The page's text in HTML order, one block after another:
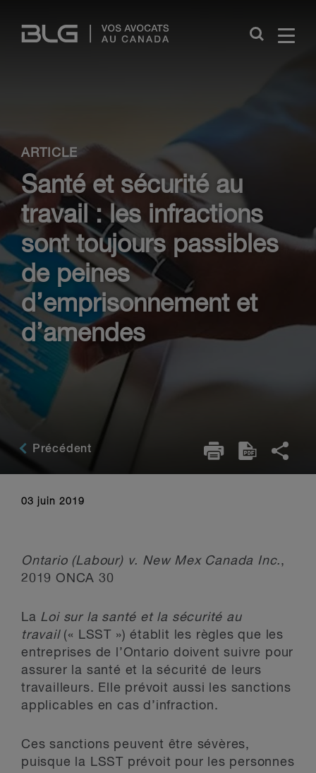
Links
Close
ARTICLE
Santé et sécurité au
travail : les infractions
sont toujours passibles
de peines
d’emprisonnement et
d’amendes
Précédent
03 juin 2019
Ontario (Labour) v. New Mex Canada Inc.,
2019 ONCA 30
La Loi sur la santé et la sécurité au
travail(« LSST ») établit les règles que les
entreprises de l’Ontario doivent suivre pour
assurer la santé et la sécurité de leurs
travailleurs. Elle prévoit aussi les sanctions
applicables en cas d’infraction.
Ces sanctions peuvent être sévères,
puisque la LSST prévoit pour les personnes